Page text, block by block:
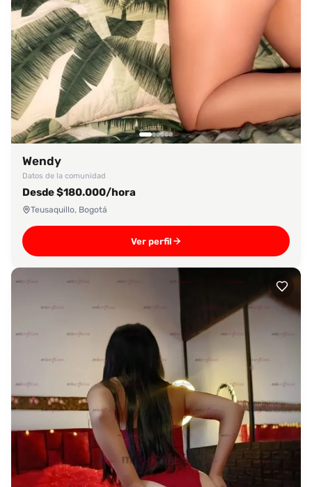
Wendy
Datos de la comunidad
Desde $180.000/hora
Teusaquillo, Bogotá
Ver perfil